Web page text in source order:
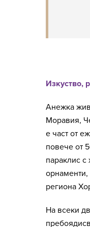
Изкуство,
Анежка
Моравия,
е част от
повече от
параклис с
региона
На всеки